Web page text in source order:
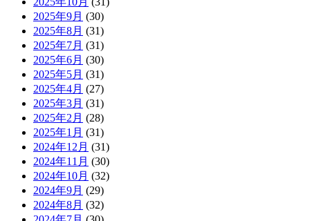
2025年9月 (30)
2025年8月 (31)
2025年7月 (31)
2025年6月 (30)
2025年5月 (31)
2025年4月 (27)
2025年3月 (31)
2025年2月 (28)
2025年1月 (31)
2024年12月 (31)
2024年11月 (30)
2024年10月 (32)
2024年9月 (29)
2024年8月 (32)